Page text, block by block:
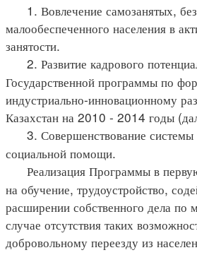
1. Вовлечение самозанятых,
малообеспеченного населения в
занятости.
2. Развитие кадрового
Государственной программы по
индустриально-инновационному
Казахстан на 2010 - 2014 годы
3. Совершенствование системы
социальной помощи.
Реализация Программы в
на обучение, трудоустройство,
расширении собственного дела по
случае отсутствия таких
добровольному переезду из